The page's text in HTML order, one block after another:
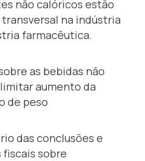
não calóricos estão
na indústria
farmacêutica.
as bebidas não
aumento da
de peso
das conclusões e
fiscais sobre